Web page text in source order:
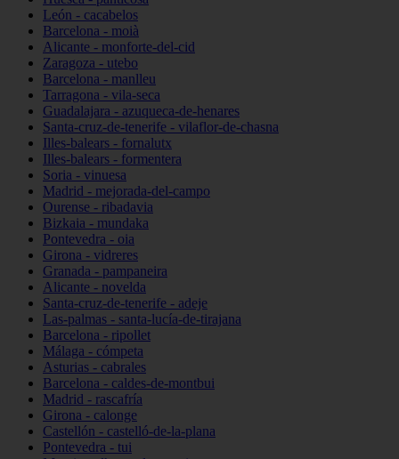
León - cacabelos
Barcelona - moià
Alicante - monforte-del-cid
Zaragoza - utebo
Barcelona - manlleu
Tarragona - vila-seca
Guadalajara - azuqueca-de-henares
Santa-cruz-de-tenerife - vilaflor-de-chasna
Illes-balears - fornalutx
Illes-balears - formentera
Soria - vinuesa
Madrid - mejorada-del-campo
Ourense - ribadavia
Bizkaia - mundaka
Pontevedra - oia
Girona - vidreres
Granada - pampaneira
Alicante - novelda
Santa-cruz-de-tenerife - adeje
Las-palmas - santa-lucía-de-tirajana
Barcelona - ripollet
Málaga - cómpeta
Asturias - cabrales
Barcelona - caldes-de-montbui
Madrid - rascafría
Girona - calonge
Castellón - castelló-de-la-plana
Pontevedra - tui